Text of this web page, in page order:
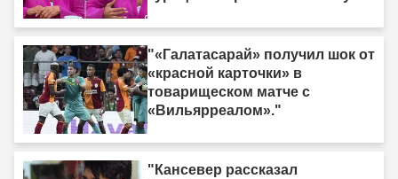
"«Галатасарай» получил шок от
«красной карточки» в
товарищеском матче с
«Вильярреалом»."
"Кансевер рассказал